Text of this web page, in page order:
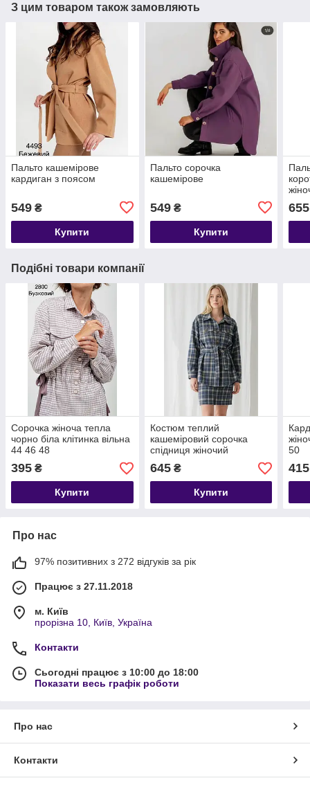
З цим товаром також замовляють
Пальто кашемірове
кардиган з поясом
549 ₴
Купити
Пальто сорочка
кашемірове
549₴
Купити
655
Подібні товари компанії
Сорочка жіноча тепла
чорно біла клітинка вільна
44 46 48
395 ₴
Купити
Костюм теплий
кашеміровий сорочка
спідниця жіночий
645₴
Купити
50
415
Про нас
97% позитивних з 272 відгуків за рік
Працює з 27.11.2018
м. Київ
прорізна 10, Київ, Україна
Контакти
Сьогодні працює з 10:00 до 18:00
Показати весь графік роботи
Про нас
Контакти